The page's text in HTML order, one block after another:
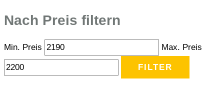
Nach Preis filtern
Min. Preis Max. Preis
FILTER